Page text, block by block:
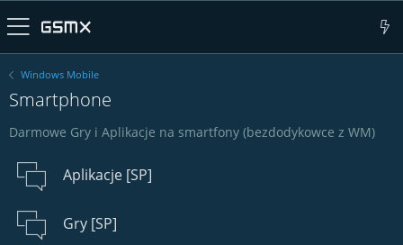
Windows Mobile
Smartphone
Darmowe Gry i Aplikacje na smartfony (bezdodykowce z WM)
Aplikacje [SP]
Gry [SP]